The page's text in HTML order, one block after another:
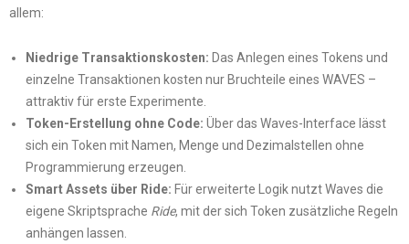
allem:
Niedrige Transaktionskosten: Das Anlegen eines Tokens und
einzelne Transaktionen kosten nur Bruchteile eines WAVES –
attraktiv für erste Experimente.
Token-Erstellung ohne Code: Über das Waves-Interface lässt
sich ein Token mit Namen, Menge und Dezimalstellen ohne
Programmierung erzeugen.
Smart Assets über Ride: Für erweiterte Logik nutzt Waves die
eigene Skriptsprache Ride, mit der sich Token zusätzliche Regeln
anhängen lassen.